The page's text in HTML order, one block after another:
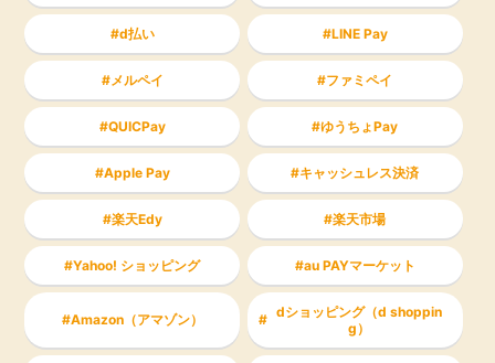
d払い LINE Pay
メルペイ ファミペイ
QUICPay ゆうちょPay
Apple Pay キャッシュレス決済
楽天Edy 楽天市場
Yahoo! ショッピング au PAYマーケット
Amazon（アマゾン）
dショッピング（d shoppin
g）